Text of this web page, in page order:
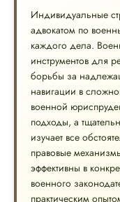
Индивидуальные
адвокатом по
каждого дела.
инструментов для
борьбы за
навигации в
военной
подходы, а
изучает все
правовые
эффективны в
военного
практическим